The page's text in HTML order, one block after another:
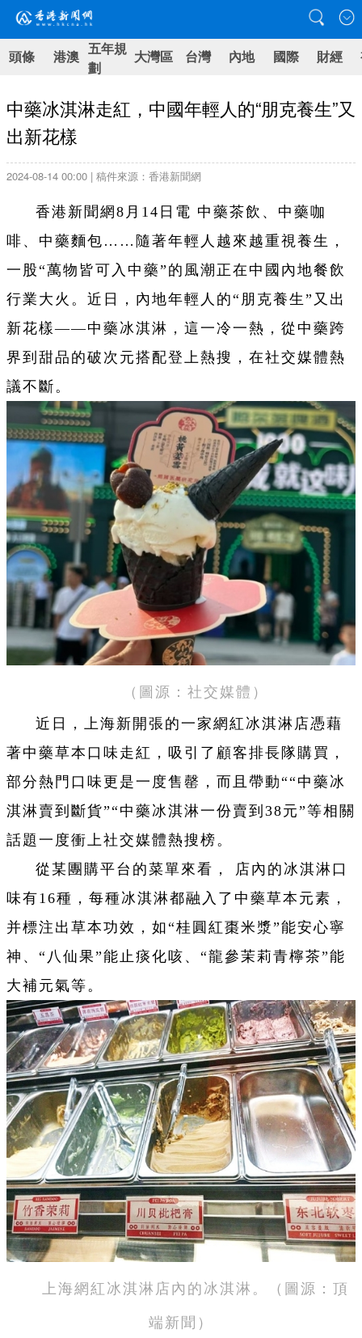
頭條 港澳 五年規
劃
大灣區 台灣 內地 國際 財經
中藥冰淇淋走紅，中國年輕人的“朋克養生”又
出新花樣
2024-08-14 00:00 | 稿件來源：香港新聞網
香港新聞網8月14日電 中藥茶飲、中藥咖
啡、中藥麵包……隨著年輕人越來越重視養生，
一股“萬物皆可入中藥”的風潮正在中國內地餐飲
行業大火。近日，內地年輕人的“朋克養生”又出
新花樣——中藥冰淇淋，這一冷一熱，從中藥跨
界到甜品的破次元搭配登上熱搜，在社交媒體熱
議不斷。
（圖源：社交媒體）
近日，上海新開張的一家網紅冰淇淋店憑藉
著中藥草本口味走紅，吸引了顧客排長隊購買，
部分熱門口味更是一度售罄，而且帶動““中藥冰
淇淋賣到斷貨”“中藥冰淇淋一份賣到38元”等相關
話題一度衝上社交媒體熱搜榜。
從某團購平台的菜單來看， 店內的冰淇淋口
味有16種，每種冰淇淋都融入了中藥草本元素，
并標注出草本功效，如“桂圓紅棗米漿”能安心寧
神、“八仙果”能止痰化咳、“龍參茉莉青檸茶”能
大補元氣等。
上海網紅冰淇淋店內的冰淇淋。（圖源：頂
端新聞）